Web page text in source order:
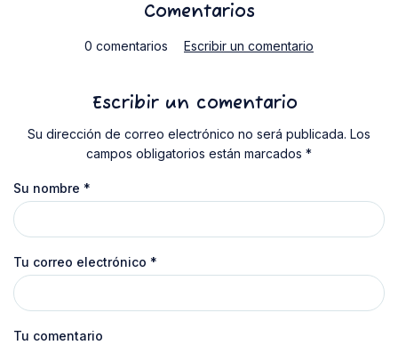
Comentarios
0 comentarios Escribir un comentario
Escribir un comentario
Su dirección de correo electrónico no será publicada. Los
campos obligatorios están marcados *
Su nombre *
Tu correo electrónico *
Tu comentario